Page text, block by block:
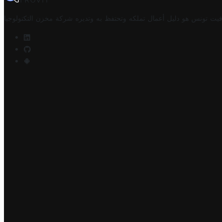
تونس هو دليل أعمال تملكه وتحتفظ به وتديره شركة مخزن التكنولوجيا